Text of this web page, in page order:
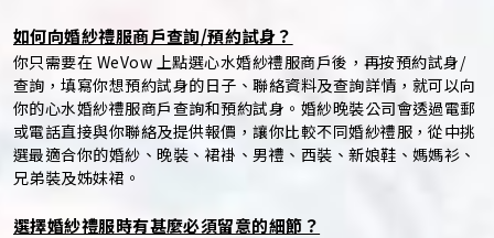
如何向婚紗禮服商戶查詢/預約試身？
你只需要在 WeVow 上點選心水婚紗禮服商戶後，再按預約試身/
查詢，填寫你想預約試身的日子、聯絡資料及查詢詳情，就可以向
你的心水婚紗禮服商戶查詢和預約試身。婚紗晚裝公司會透過電郵
或電話直接與你聯絡及提供報價，讓你比較不同婚紗禮服，從中挑
選最適合你的婚紗、晚裝、裙褂、男禮、西裝、新娘鞋、媽媽衫、
兄弟裝及姊妹裙。
選擇婚紗禮服時有甚麼必須留意的細節？